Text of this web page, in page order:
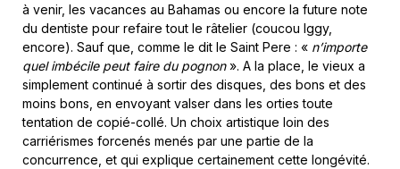
à venir, les vacances au Bahamas ou encore la future note
du dentiste pour refaire tout le râtelier (coucou Iggy,
encore). Sauf que, comme le dit le Saint Pere : « n’importe
quel imbécile peut faire du pognon». A la place, le vieux a
simplement continué à sortir des disques, des bons et des
moins bons, en envoyant valser dans les orties toute
tentation de copié-collé. Un choix artistique loin des
carriérismes forcenés menés par une partie de la
concurrence, et qui explique certainement cette longévité.